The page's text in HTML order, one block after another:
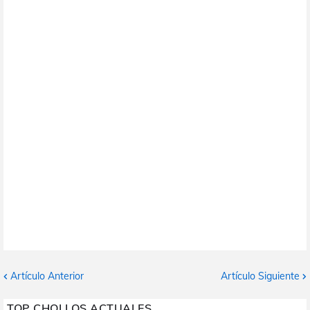
Artículo Anterior Artículo Siguiente